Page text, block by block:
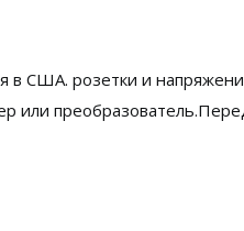
в США. розетки и
или